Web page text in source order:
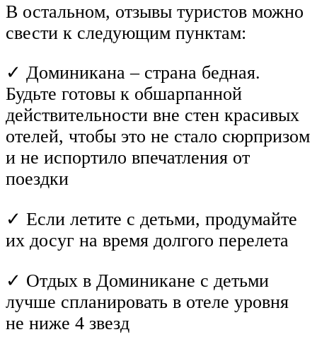
В остальном, отзывы туристов можно
свести к следующим пунктам:
✓ Доминикана – страна бедная.
Будьте готовы к обшарпанной
действительности вне стен красивых
отелей, чтобы это не стало сюрпризом
и не испортило впечатления от
поездки
✓ Если летите с детьми, продумайте
их досуг на время долгого перелета
✓ Отдых в Доминикане с детьми
лучше спланировать в отеле уровня
не ниже 4 звезд